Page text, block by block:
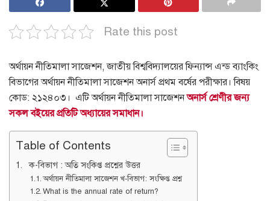
Rate this post
অর্থায়ন নীতিমালা সাজেশন, জাতীয় বিশ্ববিদ্যালয়ের ফিন্যান্স এন্ড ব্যাংকিং
বিভাগের অর্থায়ন নীতিমালা সাজেশন অনার্স প্রথম বর্ষের পরীক্ষার। বিষয়
কোড: ২১২৪০৩। এটি অর্থায়ন নীতিমালা সাজেশনঅনার্স শ্রেণীর জন্য
সকল বইয়ের প্রতিটি অধ্যায়ের সমাধান।
Table of Contents
ক-বিভাগ : অতি সংকিপ্ত প্রশ্নের উত্তর
অর্থায়ন নীতিমালা সাজেশন খ-বিভাগ: সংক্ষিপ্ত প্রশ্ন
What is the annual rate of return?